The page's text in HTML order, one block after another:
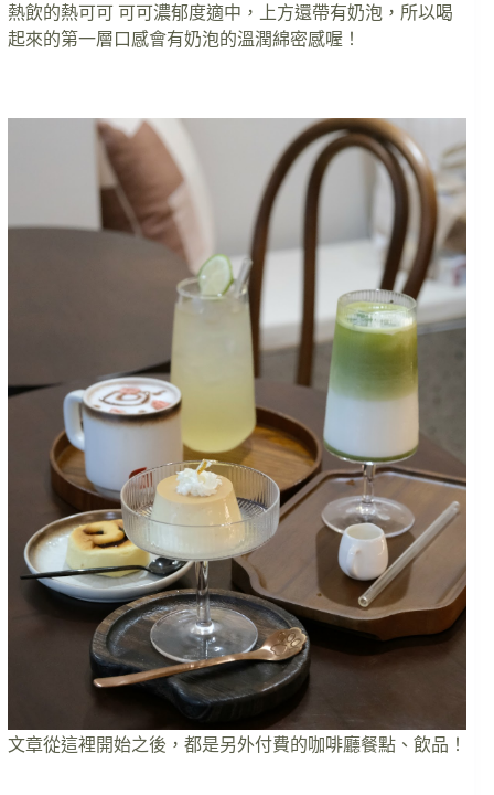
熱飲的熱可可 可可濃郁度適中，上方還帶有奶泡，所以喝
起來的第一層口感會有奶泡的溫潤綿密感喔！
文章從這裡開始之後，都是另外付費的咖啡廳餐點、飲品！